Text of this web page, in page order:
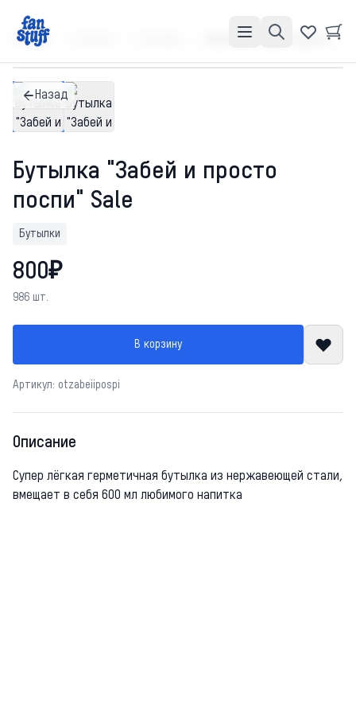
Главная Бутылка "Забей и просто поспи" Sale
Назад
Бутылка "Забей и просто
поспи" Sale
Бутылки
800₽
986 шт.
В корзину
Артикул: otzabeiipospi
Описание
Супер лёгкая герметичная бутылка из нержавеющей стали,
вмещает в себя 600 мл любимого напитка